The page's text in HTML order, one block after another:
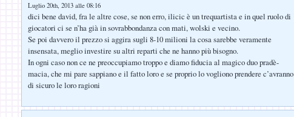
Luglio 20th, 2013 alle 08:16
dici bene david, fra le altre cose, se non erro, ilicic è un trequartista e in quel ruolo di
giocatori ci se n’ha già in sovrabbondanza con mati, wolski e vecino.
Se poi davvero il prezzo si aggira sugli 8-10 milioni la cosa sarebbe veramente
insensata, meglio investire su altri reparti che ne hanno più bisogno.
In ogni caso non ce ne preoccupiamo troppo e diamo fiducia al magico duo pradè-
macia, che mi pare sappiano e il fatto loro e se proprio lo vogliono prendere c’avranno
di sicuro le loro ragioni